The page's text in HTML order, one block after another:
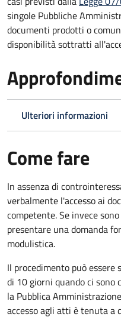
singole Pubbliche
documenti prodotti o
disponibilità sottratti
Ulteriori informazioni
Come fare
In assenza di
verbalmente l'accesso ai
competente. Se invece
presentare una domanda
modulistica.
Il procedimento può essere
di 10 giorni quando ci sono
la Pubblica
accesso agli atti è tenuta a